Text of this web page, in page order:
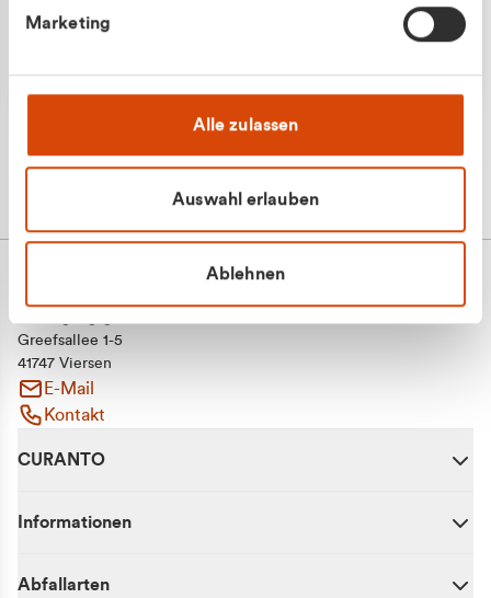
Marketing
Alle zulassen
Auswahl erlauben
Ablehnen
Greefsallee 1-5
41747 Viersen
E-Mail
Kontakt
CURANTO
Informationen
Abfallarten